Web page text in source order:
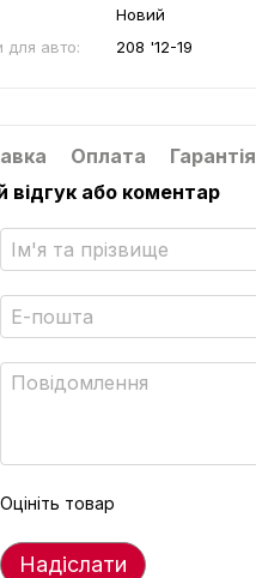
Новий
для авто:
208 '12-19
Оплата
Гарантія
відгук або коментар
Оцініть товар
Надіслати